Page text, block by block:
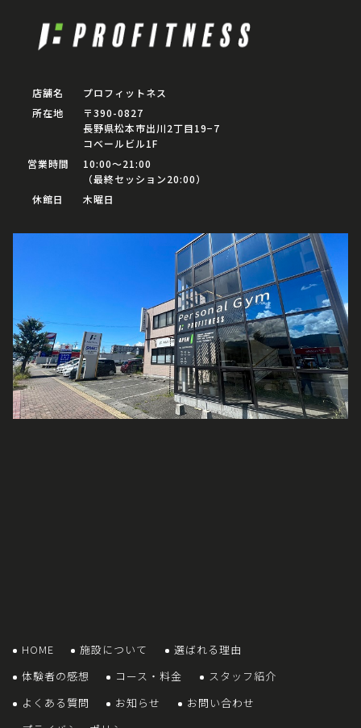
店舗名
プロフィットネス
所在地
〒390-0827
長野県松本市出川2丁目19−7
コベールビル1F
営業時間
10:00〜21:00
（最終セッション20:00）
休館日
木曜日
HOME 施設について
選ばれる理由
体験者の感想
コース・料金
スタッフ紹介
よくある質問
お知らせ
お問い合わせ